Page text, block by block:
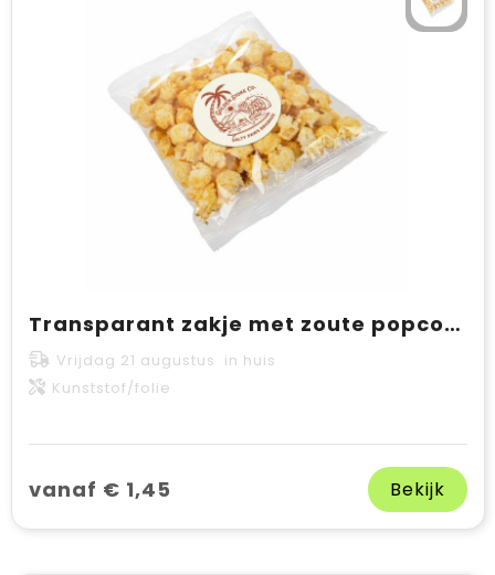
Transparant zakje met zoute popcorn
Vrijdag 21 augustus in huis
Kunststof/folie
vanaf € 1,45 Bekijk